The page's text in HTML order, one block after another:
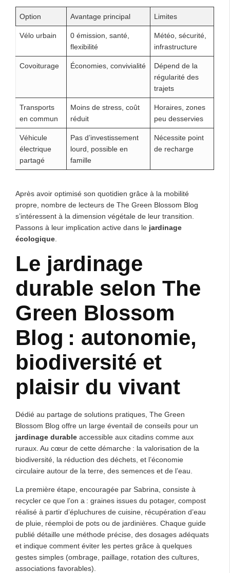
Option Avantage principal Limites
Vélo urbain
0 émission, santé,
flexibilité
Météo, sécurité,
infrastructure
Covoiturage Économies, convivialité
Dépend de la
régularité des
trajets
Transports
en commun
Moins de stress, coût
réduit
Horaires, zones
peu desservies
Véhicule
électrique
partagé
Pas d’investissement
lourd, possible en
famille
Nécessite point
de recharge
Après avoir optimisé son quotidien grâce à la mobilité
propre, nombre de lecteurs de The Green Blossom Blog
s’intéressent à la dimension végétale de leur transition.
Passons à leur implication active dans le jardinage
écologique
Le jardinage
durable selon The
Green Blossom
Blog : autonomie,
biodiversité et
plaisir du vivant
Dédié au partage de solutions pratiques, The Green
Blossom Blog offre un large éventail de conseils pour un
jardinage durable accessible aux citadins comme aux
ruraux. Au cœur de cette démarche : la valorisation de la
biodiversité, la réduction des déchets, et l’économie
circulaire autour de la terre, des semences et de l’eau.
La première étape, encouragée par Sabrina, consiste à
recycler ce que l’on a : graines issues du potager, compost
réalisé à partir d’épluchures de cuisine, récupération d’eau
de pluie, réemploi de pots ou de jardinières. Chaque guide
publié détaille une méthode précise, des dosages adéquats
et indique comment éviter les pertes grâce à quelques
gestes simples (ombrage, paillage, rotation des cultures,
associations favorables).